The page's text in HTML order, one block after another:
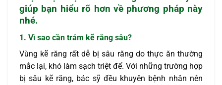
giúp bạn hiểu rõ hơn về phương pháp này
nhé.
1. Vì sao cần trám kẽ răng sâu?
Vùng kẽ răng rất dễ bị sâu răng do thực ăn thường
mắc lại, khó làm sạch triệt để. Với những trường hợp
bị sâu kẽ răng, bác sỹ đều khuyên bệnh nhân nên